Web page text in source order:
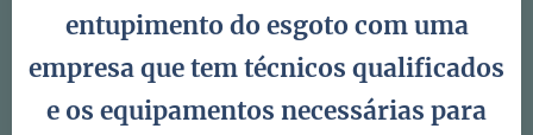
entupimento do esgoto com uma
empresa que tem técnicos qualificados
e os equipamentos necessárias para